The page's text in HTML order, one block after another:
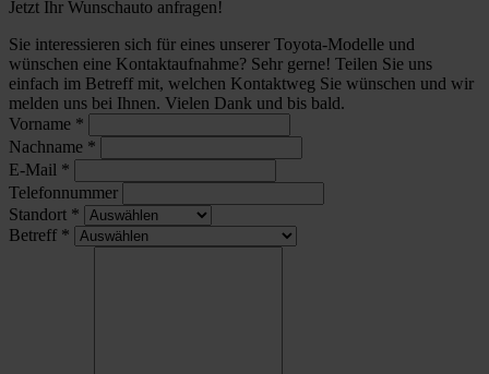
Jetzt Ihr Wunschauto anfragen!
Sie interessieren sich für eines unserer Toyota-Modelle und
wünschen eine Kontaktaufnahme? Sehr gerne! Teilen Sie uns
einfach im Betreff mit, welchen Kontaktweg Sie wünschen und wir
melden uns bei Ihnen. Vielen Dank und bis bald.
Vorname *
Nachname *
E-Mail *
Telefonnummer
Standort *
Betreff *